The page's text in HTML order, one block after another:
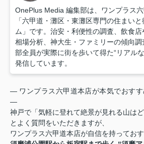
OnePlus Media 編集部は、ワンプラス
「六甲道・灘区・東灘区専門の住まい
ム」です。治安・利便性の調査、飲食
相場分析、神大生・ファミリーの傾向
部全員が実際に街を歩いて得た“リアル
発信しています。
― ワンプラス六甲道本店が本気でおす
―
神戸で「気軽に登れて絶景が見れる山はど
とよく質問をいただきますが、
ワンプラス六甲道本店が自信を持ってお